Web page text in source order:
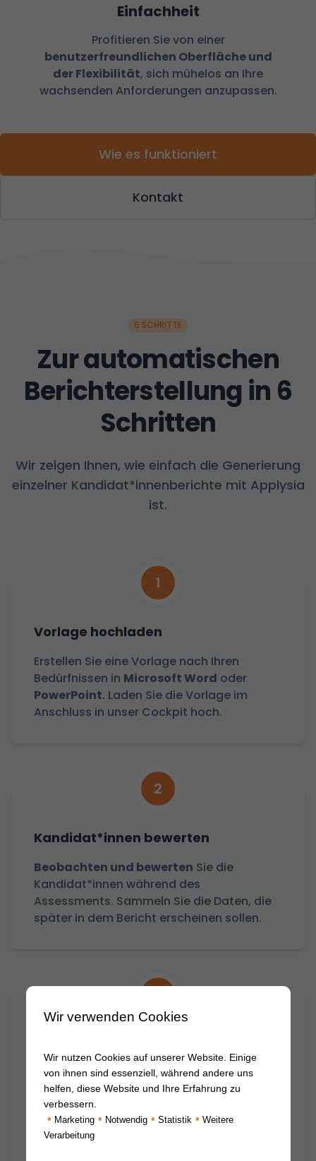
Einfachheit
Profitieren Sie von einer
benutzerfreundlichen Oberfläche und
der Flexibilität, sich mühelos an Ihre
wachsenden Anforderungen anzupassen.
Wie es funktioniert
Kontakt
6 SCHRITTE
Zur automatischen
Berichterstellung in 6
Schritten
Wir zeigen Ihnen, wie einfach die Generierung
einzelner Kandidat*innenberichte mit Applysia
ist.
1
Vorlage hochladen
Erstellen Sie eine Vorlage nach Ihren
Bedürfnissen in Microsoft Word oder
PowerPoint. Laden Sie die Vorlage im
Anschluss in unser Cockpit hoch.
2
Kandidat*innen bewerten
Beobachten und bewerten Sie die
Kandidat*innen während des
Assessments. Sammeln Sie die Daten, die
später in dem Bericht erscheinen sollen.
In der Konferenz können nach dem
Assessment die Beobachtungen und
Bewertungen
Kandidat*innen miteinander verglichen
werden.
Wir verwenden Cookies
Wir nutzen Cookies auf unserer Website. Einige
von ihnen sind essenziell, während andere uns
helfen, diese Website und Ihre Erfahrung zu
verbessern.
• Marketing • Notwendig • Statistik • Weitere
Verarbeitung